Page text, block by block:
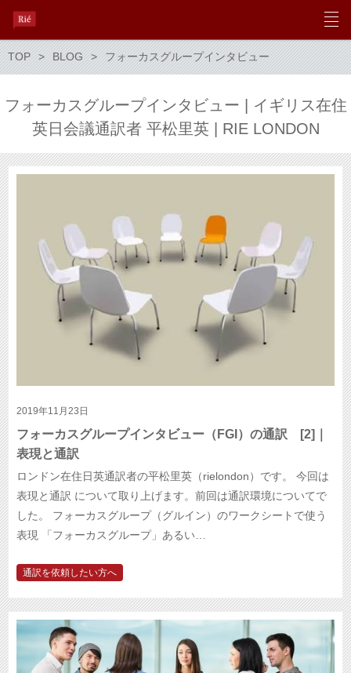
TOP BLOG フォーカスグループインタビュー
フォーカスグループインタビュー | イギリス在住
英日会議通訳者 平松里英 | RIE LONDON
2019年11月23日
フォーカスグループインタビュー（FGI）の通訳 [2]｜
表現と通訳
ロンドン在住日英通訳者の平松里英（rielondon）です。 今回は
表現と通訳 について取り上げます。前回は通訳環境についてで
した。 フォーカスグループ（グルイン）のワークシートで使う
表現 「フォーカスグループ」あるい…
通訳を依頼したい方へ